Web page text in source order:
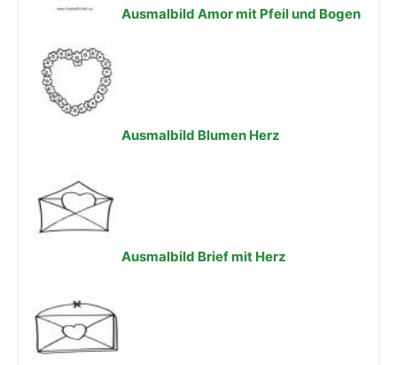
Ausmalbild Amor mit Pfeil und Bogen
Ausmalbild Blumen Herz
Ausmalbild Brief mit Herz